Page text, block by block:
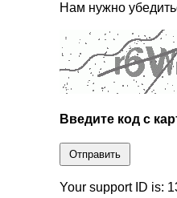
Нам нужно
Введите код с
Отправить
Your support ID is: